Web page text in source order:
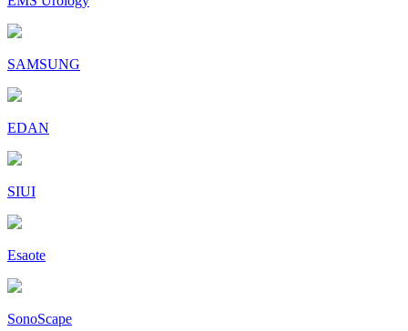
SAMSUNG
EDAN
SIUI
Esaote
SonoScape